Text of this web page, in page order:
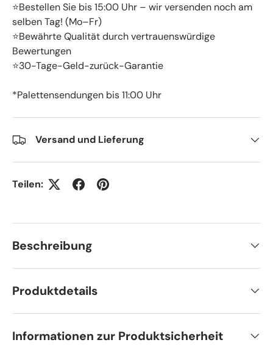
⭐Bestellen Sie bis 15:00 Uhr – wir versenden noch am
selben Tag! (Mo–Fr)
⭐Bewährte Qualität durch vertrauenswürdige
Bewertungen
⭐30-Tage-Geld-zurück-Garantie
*Palettensendungen bis 11:00 Uhr
Versand und Lieferung
Teilen:
Beschreibung
Produktdetails
Informationen zur Produktsicherheit